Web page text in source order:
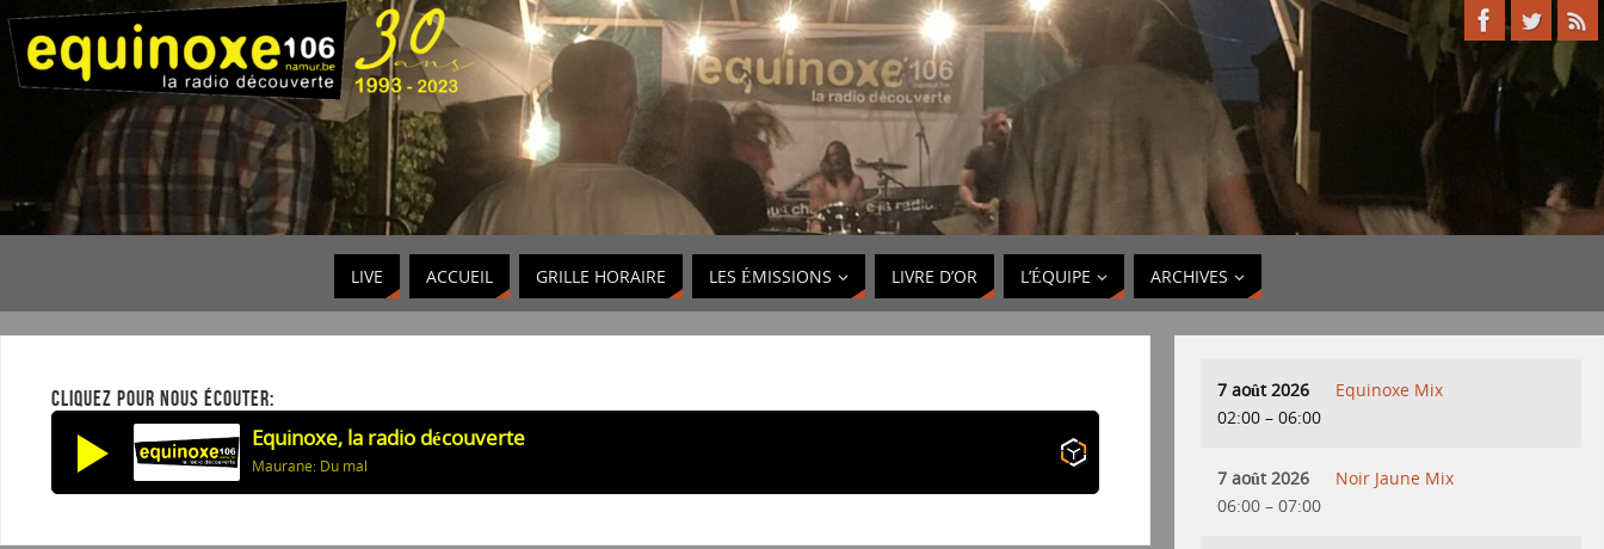
LIVE ACCUEIL GRILLE HORAIRE LES ÉMISSIONS LIVRE D’OR L’ÉQUIPE ARCHIVES
CLIQUEZ POUR NOUS ÉCOUTER:
Equinoxe, la radio découverte
Maurane: Du mal
7 août 2026
02:00 – 06:00
Equinoxe Mix
7 août 2026
06:00 – 07:00
Noir Jaune Mix